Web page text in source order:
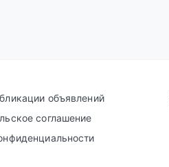
объявлений
соглашение